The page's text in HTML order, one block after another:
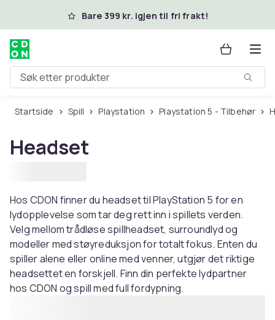
Hopp til hovedinnholdBare 399 kr. igjen til fri frakt!
Søk etter produkter
Startside Spill Playstation Playstation 5 - Tilbehør
Headset
Hos CDON finner du headset til PlayStation 5 for en
lydopplevelse som tar deg rett inn i spillets verden.
Velg mellom trådløse spillheadset, surroundlyd og
modeller med støyreduksjon for totalt fokus. Enten du
spiller alene eller online med venner, utgjør det riktige
headsettet en forskjell. Finn din perfekte lydpartner
hos CDON og spill med full fordypning.